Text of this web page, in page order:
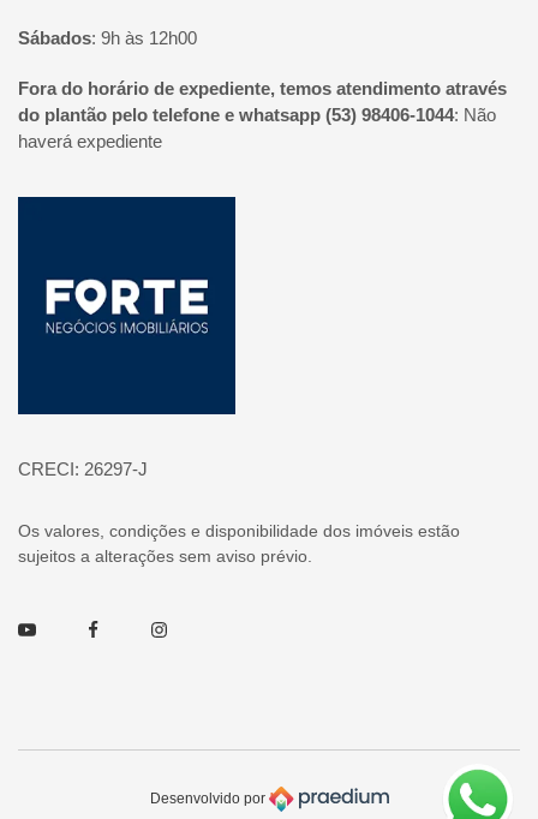
Sábados: 9h às 12h00
Fora do horário de expediente, temos atendimento através
do plantão pelo telefone e whatsapp (53) 98406-1044: Não
haverá expediente
CRECI: 26297-J
Os valores, condições e disponibilidade dos imóveis estão
sujeitos a alterações sem aviso prévio.
Youtube FacebookInstagram
Desenvolvido por